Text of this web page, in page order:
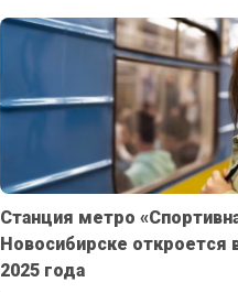
Станция метро
Новосибирске откроется
2025 года